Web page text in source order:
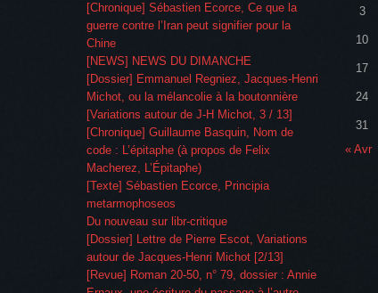
[Chronique] Sébastien Ecorce, Ce que la
guerre contre l’Iran peut signifier pour la
Chine
[NEWS] NEWS DU DIMANCHE
[Dossier] Emmanuel Regniez, Jacques-Henri
Michot, ou la mélancolie à la boutonnière
[Variations autour de J-H Michot, 3 / 13]
[Chronique] Guillaume Basquin, Nom de
code : L’épitaphe (à propos de Felix
Macherez, L’Épitaphe)
[Texte] Sébastien Ecorce, Principia
metarmophoseos
Du nouveau sur libr-critique
[Dossier] Lettre de Pierre Escot, Variations
autour de Jacques-Henri Michot [2/13]
[Revue] Roman 20-50, n° 79, dossier : Annie
3
10
17
24
31
« Avr